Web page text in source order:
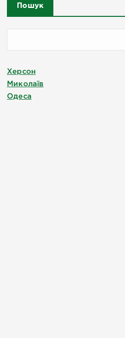
Пошук
Херсон
Миколаїв
Одеса